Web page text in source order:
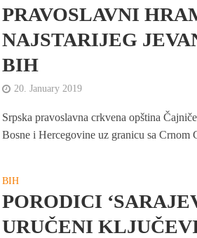
PRAVOSLAVNI
NAJSTARIJEG
BIH
20. January 2019
Srpska pravoslavna crkvena opština
Bosne i Hercegovine uz granicu sa Crnom
BIH
PORODICI
URUČENI